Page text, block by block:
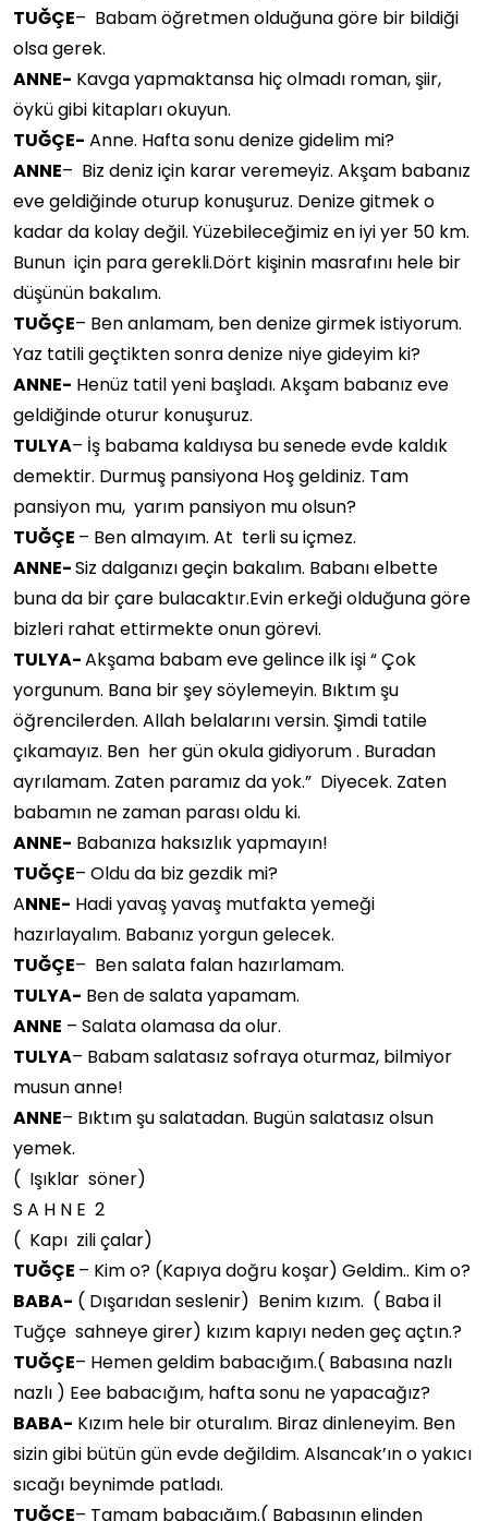
TUĞÇE– Babam öğretmen olduğuna göre bir bildiği
olsa gerek.
ANNE- Kavga yapmaktansa hiç olmadı roman, şiir,
öykü gibi kitapları okuyun.
TUĞÇE- Anne. Hafta sonu denize gidelim mi?
ANNE– Biz deniz için karar veremeyiz. Akşam babanız
eve geldiğinde oturup konuşuruz. Denize gitmek o
kadar da kolay değil. Yüzebileceğimiz en iyi yer 50 km.
Bunun için para gerekli.Dört kişinin masrafını hele bir
düşünün bakalım.
TUĞÇE– Ben anlamam, ben denize girmek istiyorum.
Yaz tatili geçtikten sonra denize niye gideyim ki?
ANNE- Henüz tatil yeni başladı. Akşam babanız eve
geldiğinde oturur konuşuruz.
TULYA– İş babama kaldıysa bu senede evde kaldık
demektir. Durmuş pansiyona Hoş geldiniz. Tam
pansiyon mu, yarım pansiyon mu olsun?
TUĞÇE – Ben almayım. At terli su içmez.
ANNE-Siz dalganızı geçin bakalım. Babanı elbette
buna da bir çare bulacaktır.Evin erkeği olduğuna göre
bizleri rahat ettirmekte onun görevi.
TULYA-Akşama babam eve gelince ilk işi “ Çok
yorgunum. Bana bir şey söylemeyin. Bıktım şu
öğrencilerden. Allah belalarını versin. Şimdi tatile
çıkamayız. Ben her gün okula gidiyorum . Buradan
ayrılamam. Zaten paramız da yok.” Diyecek. Zaten
babamın ne zaman parası oldu ki.
ANNE- Babanıza haksızlık yapmayın!
TUĞÇE– Oldu da biz gezdik mi?
ANNE- Hadi yavaş yavaş mutfakta yemeği
hazırlayalım. Babanız yorgun gelecek.
TUĞÇE– Ben salata falan hazırlamam.
TULYA- Ben de salata yapamam.
ANNE – Salata olamasa da olur.
TULYA– Babam salatasız sofraya oturmaz, bilmiyor
musun anne!
ANNE– Bıktım şu salatadan. Bugün salatasız olsun
yemek.
( Işıklar söner)
S A H N E 2
( Kapı zili çalar)
TUĞÇE – Kim o? (Kapıya doğru koşar) Geldim.. Kim o?
BABA- ( Dışarıdan seslenir) Benim kızım. ( Baba il
Tuğçe sahneye girer) kızım kapıyı neden geç açtın.?
TUĞÇE– Hemen geldim babacığım.( Babasına nazlı
nazlı ) Eee babacığım, hafta sonu ne yapacağız?
BABA- Kızım hele bir oturalım. Biraz dinleneyim. Ben
sizin gibi bütün gün evde değildim. Alsancak’ın o yakıcı
sıcağı beynimde patladı.
TUĞÇE– Tamam babacığım.( Babasının elinden